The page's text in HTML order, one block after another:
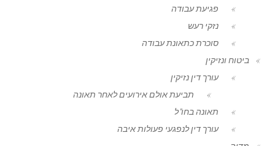
פגיעת עבודה
נזקי רעש
סוכרת כתאונת עבודה
ביטוח ונזיקין
עורך דין נזיקין
תביעת אולם אירועים לאחר תאונה
תאונה בחו"ל
עורך דין לנפגעי פעולות איבה